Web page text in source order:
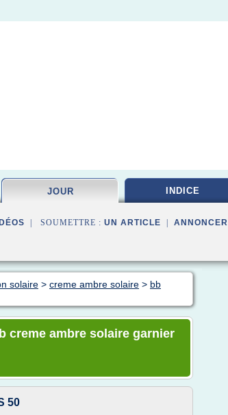
JOUR INDICE
| SOUMETTRE : UN ARTICLE ANNONCER
solaire > creme ambre solaire > bb
creme ambre solaire garnier
50